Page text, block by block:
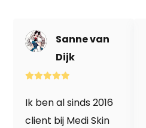
Sanne van
Dijk
Ik ben al sinds 2016
client bij Medi Skin